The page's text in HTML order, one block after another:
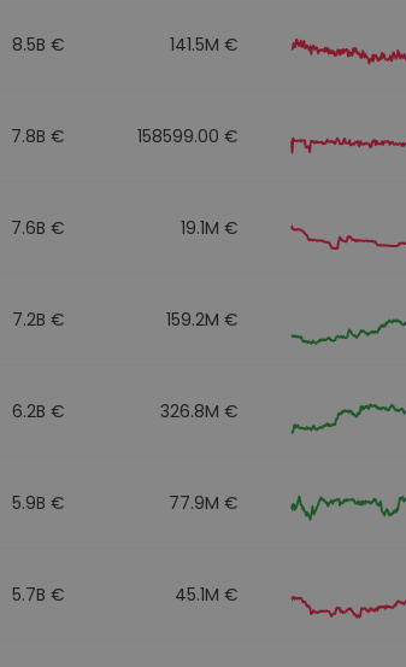
8.5B € 141.5M €
7.8B € 158599.00 €
7.6B € 19.1M €
7.2B € 159.2M €
6.2B € 326.8M €
5.9B € 77.9M €
5.7B € 45.1M €